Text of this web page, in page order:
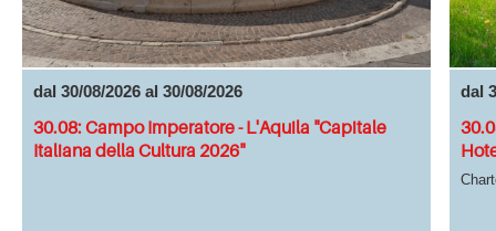
dal 30/08/2026 al 30/08/2026
30.08: Campo Imperatore - L'Aquila "Capitale
Italiana della Cultura 2026"
dal